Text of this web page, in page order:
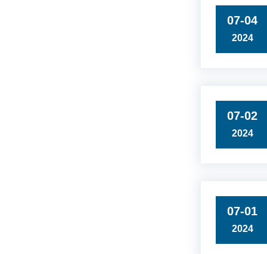
07-04
2024
07-02
2024
07-01
2024